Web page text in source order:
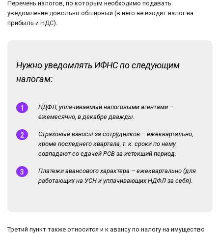
Перечень налогов, по которым необходимо подавать
уведомление довольно обширный (в него не входит налог на
прибыль и НДС).
Нужно уведомлять ИФНС по следующим
налогам:
НДФЛ, уплачиваемый налоговыми агентами –
ежемесячно, в декабре дважды.
Страховые взносы за сотрудников – ежеквартально,
кроме последнего квартала, т. к. сроки по нему
совпадают со сдачей РСВ за истекший период.
Платежи авансового характера – ежеквартально (для
работающих на УСН и уплачивающих НДФЛ за себя).
Третий пункт также относится и к авансу по налогу на имущество